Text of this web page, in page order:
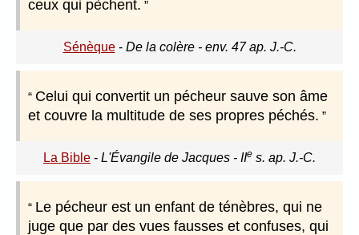
ceux qui pèchent.
Sénèque- De la colère - env. 47 ap. J.-C.
Celui qui convertit un pécheur sauve son âme
et couvre la multitude de ses propres péchés.
La Bible - L'Évangile de Jacques - IIe s. ap. J.-C.
Le pécheur est un enfant de ténèbres, qui ne
juge que par des vues fausses et confuses, qui